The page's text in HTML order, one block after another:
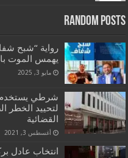
Random Posts
رواية “شبح
يهمس الموت
مايو 3, 2025
شرطي يستخدم
لتحييد
القضائية
أغسطس 3, 2021
انتخاب عادل